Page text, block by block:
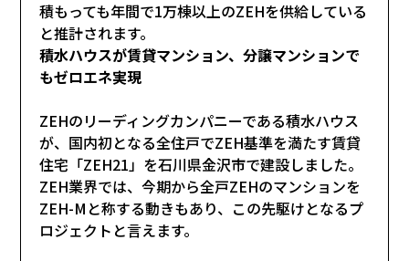
積もっても年間で1万棟以上のZEHを供給している
と推計されます。
積水ハウスが賃貸マンション、分譲マンションで
もゼロエネ実現
ZEHのリーディングカンパニーである積水ハウス
が、国内初となる全住戸でZEH基準を満たす賃貸
住宅「ZEH21」を石川県金沢市で建設しました。
ZEH業界では、今期から全戸ZEHのマンションを
ZEH-Mと称する動きもあり、この先駆けとなるプ
ロジェクトと言えます。